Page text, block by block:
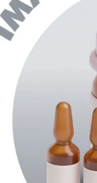
7.
.
9.
10